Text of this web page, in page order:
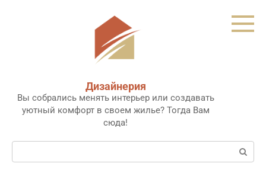
Дизайнерия
Вы собрались менять интерьер или создавать
уютный комфорт в своем жилье? Тогда Вам
сюда!
Поиск: